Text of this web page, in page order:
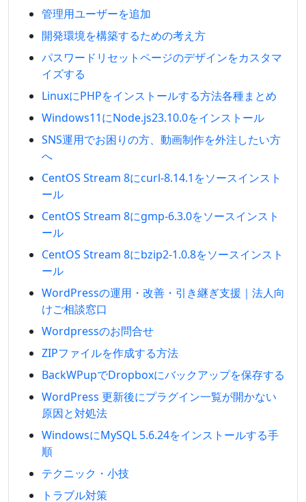
管理用ユーザーを追加
開発環境を構築するための考え方
パスワードリセットページのデザインをカスタマ
イズする
LinuxにPHPをインストールする方法各種まとめ
Windows11にNode.js23.10.0をインストール
SNS運用でお困りの方、動画制作を外注したい方
へ
CentOS Stream 8にcurl-8.14.1をソースインスト
ール
CentOS Stream 8にgmp-6.3.0をソースインスト
ール
CentOS Stream 8にbzip2-1.0.8をソースインスト
ール
WordPressの運用・改善・引き継ぎ支援｜法人向
けご相談窓口
Wordpressのお問合せ
ZIPファイルを作成する方法
BackWPupでDropboxにバックアップを保存する
WordPress 更新後にプラグイン一覧が開かない
原因と対処法
WindowsにMySQL 5.6.24をインストールする手
順
テクニック・小技
トラブル対策